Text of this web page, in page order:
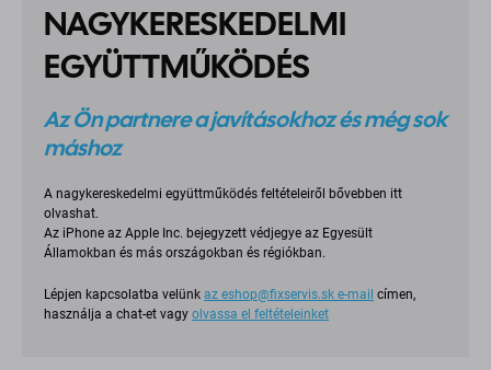
NAGYKERESKEDELMI
EGYÜTTMŰKÖDÉS
Az Ön partnere a javításokhoz és még sok
máshoz
A nagykereskedelmi együttműködés feltételeiről bővebben itt
olvashat.
Az iPhone az Apple Inc. bejegyzett védjegye az Egyesült
Államokban és más országokban és régiókban.
Lépjen kapcsolatba velünk az eshop@fixservis.sk e-mail címen,
használja a chat-et vagy olvassa el feltételeinket